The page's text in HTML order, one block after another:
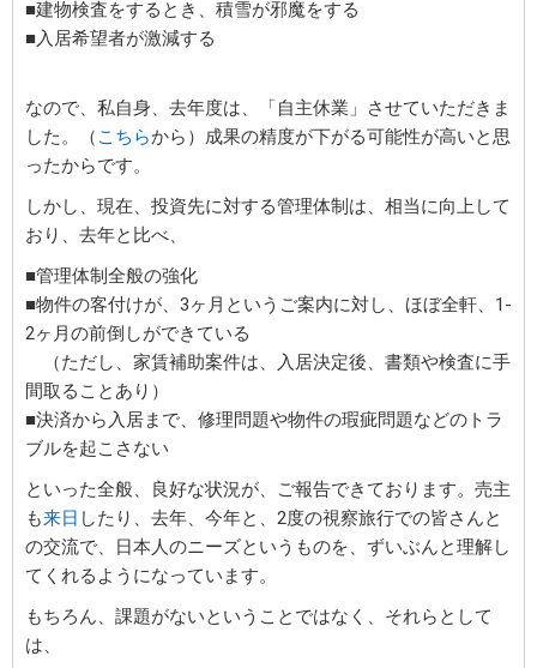
■建物検査をするとき、積雪が邪魔をする
■入居希望者が激減する
なので、私自身、去年度は、「自主休業」させていただきま
した。（ こちらから）成果の精度が下がる可能性が高いと思
ったからです。
しかし、現在、投資先に対する管理体制は、相当に向上して
おり、去年と比べ、
■管理体制全般の強化
■物件の客付けが、3ヶ月というご案内に対し、ほぼ全軒、1-
2ヶ月の前倒しができている
（ただし、家賃補助案件は、入居決定後、書類や検査に手
間取ることあり）
■決済から入居まで、修理問題や物件の瑕疵問題などのトラ
ブルを起こさない
といった全般、良好な状況が、ご報告できております。売主
も来日 したり、去年、今年と、2度の視察旅行での皆さんと
の交流で、日本人のニーズというものを、ずいぶんと理解し
てくれるようになっています。
もちろん、課題がないということではなく、それらとして
は、